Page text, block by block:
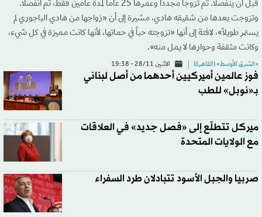
قبل أن ينفصلا. ثم تزوجا مجدداً وعمرها 25 عاماً لمدة عامين فقط، ثم انفصلا.
وتزوجت بعدها من شقيقه هادي، مشيرة إلى أن «زواجها من هادي الباجوري لم
يستمر طويلاً»، لافتة إلى أنها «تزوجته حباً في حماتها، لأنها كانت مميزة في كل شيء،
وكانت مثقفة وحوارها لا يمل منه».
«الشرق الأوسط» (القاهرة) الاثنين 28/11 - 19:38
فوز عالمين أميركيين أحدهما من أصل لبناني
بـ«نوبل» للطب
ميركل تتطلّع إلى «فصل جديد» في العلاقات
مع الولايات المتحدة
صربيا والجبل الأسود تتبادلان طرد السفراء